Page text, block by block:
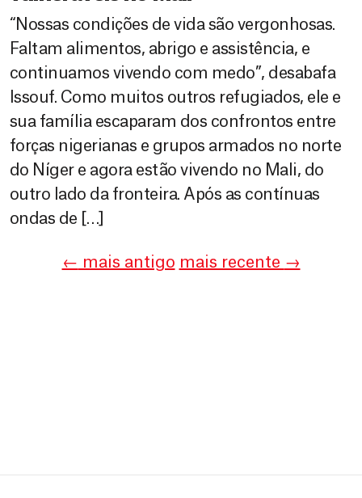
“Nossas condições de vida são vergonhosas.
Faltam alimentos, abrigo e assistência, e
continuamos vivendo com medo”, desabafa
Issouf. Como muitos outros refugiados, ele e
sua família escaparam dos confrontos entre
forças nigerianas e grupos armados no norte
do Níger e agora estão vivendo no Mali, do
outro lado da fronteira. Após as contínuas
ondas de […]
← mais antigo mais recente →